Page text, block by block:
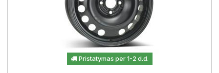
Pristatymas per 1-2 d.d.